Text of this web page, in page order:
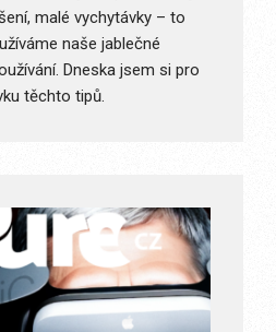
malé vychytávky – to
naše jablečné
Dneska jsem si pro
těchto tipů.